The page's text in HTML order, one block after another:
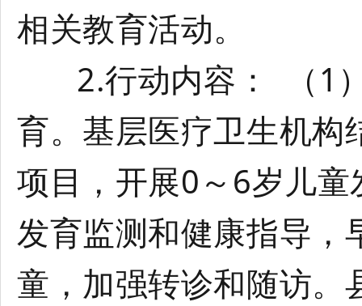
相关教育活动。
2.行动内容： （1）
育。基层医疗卫生机构
项目，开展0～6岁儿
发育监测和健康指导，
童，加强转诊和随访。